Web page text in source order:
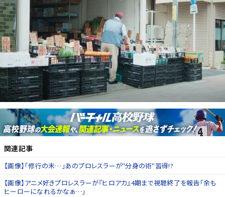
関連記事
【画像】「修行の末…」あのプロレスラーが"分身の術"習得!?
【画像】アニメ好きプロレスラーが『ヒロアカ』4期まで視聴終了を報告「余も
ヒーローになれるかなぁ…」